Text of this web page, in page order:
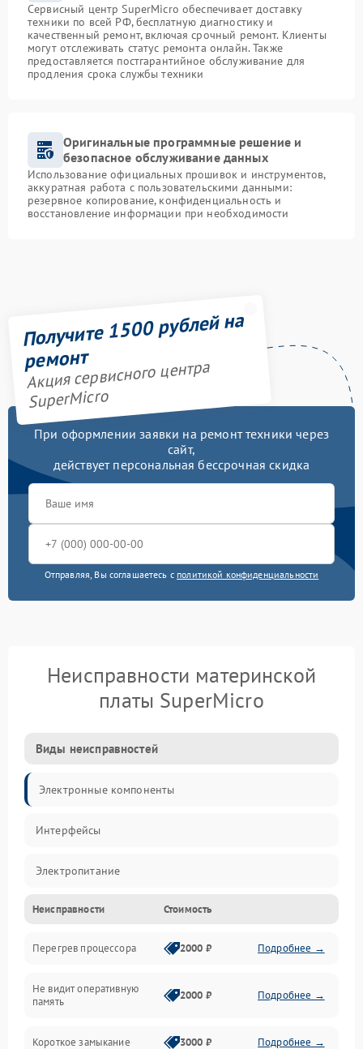
Сервисный центр SuperMicro обеспечивает доставку
техники по всей РФ, бесплатную диагностику и
качественный ремонт, включая срочный ремонт. Клиенты
могут отслеживать статус ремонта онлайн. Также
предоставляется постгарантийное обслуживание для
продления срока службы техники
Оригинальные программные решение и
безопасное обслуживание данных
Использование официальных прошивок и инструментов,
аккуратная работа с пользовательскими данными:
резервное копирование, конфиденциальность и
восстановление информации при необходимости
Получите 1500 рублей на
ремонт
Акция сервисного центра
SuperMicro
При оформлении заявки на ремонт техники через
сайт,
действует персональная бессрочная скидка
Отправляя, Вы соглашаетесь с политикой конфиденциальности
Неисправности материнской
платы SuperMicro
Виды неисправностей
Электронные компоненты
Интерфейсы
Электропитание
Корпус/Герметичность
Механика
ПО/Микропрограмма
Неисправности Стоимость
Перегрев процессора 2000 ₽ Подробнее →
Не видит оперативную
память
2000 ₽ Подробнее →
Короткое замыкание 3000 ₽ Подробнее →